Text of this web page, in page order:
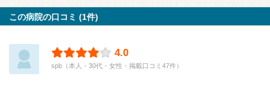
この病院の口コミ (1件)
4.0
spb（本人・30代・女性・掲載口コミ47件）